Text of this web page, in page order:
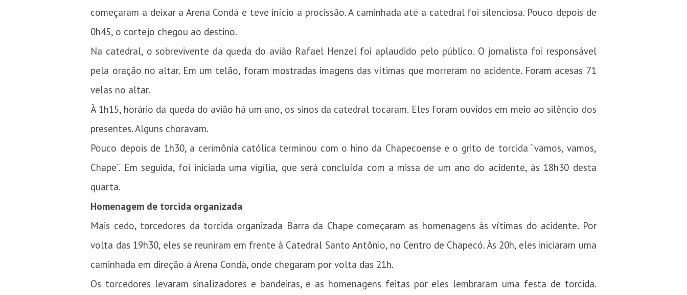
começaram a deixar a Arena Condá e teve início a procissão. A caminhada até a catedral foi silenciosa. Pouco depois de
0h45, o cortejo chegou ao destino.
Na catedral, o sobrevivente da queda do avião Rafael Henzel foi aplaudido pelo público. O jornalista foi responsável
pela oração no altar. Em um telão, foram mostradas imagens das vítimas que morreram no acidente. Foram acesas 71
velas no altar.
À 1h15, horário da queda do avião há um ano, os sinos da catedral tocaram. Eles foram ouvidos em meio ao silêncio dos
presentes. Alguns choravam.
Pouco depois de 1h30, a cerimônia católica terminou com o hino da Chapecoense e o grito de torcida “vamos, vamos,
Chape”. Em seguida, foi iniciada uma vigília, que será concluída com a missa de um ano do acidente, às 18h30 desta
quarta.
Homenagem de torcida organizada
Mais cedo, torcedores da torcida organizada Barra da Chape começaram as homenagens às vítimas do acidente. Por
volta das 19h30, eles se reuniram em frente à Catedral Santo Antônio, no Centro de Chapecó. Às 20h, eles iniciaram uma
caminhada em direção à Arena Condá, onde chegaram por volta das 21h.
Os torcedores levaram sinalizadores e bandeiras, e as homenagens feitas por eles lembraram uma festa de torcida.